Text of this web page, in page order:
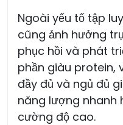
Ngoài yếu tố tập
cũng ảnh hưởng
phục hồi và phát
phần giàu protein,
đầy đủ và ngủ đủ
năng lượng nhanh
cường độ cao.